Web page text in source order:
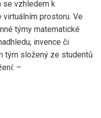
se vzhledem k
prostoru. Ve
týmy matematické
invence či
tým složený ze studentů
–